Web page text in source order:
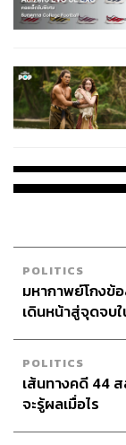
พิตต์
เป็นเวลานานแล้
เมื่อผมไปถึงที่นั่น
เป็นของขวัญจาก
เพราะมันคือ
กำหนดสเปกและ
ทั้งคันเร่ง และ พ
สวยงามมาก ถ้า
POLITICS
มหากาพย์โกงข้
เดินหน้าสู่จุดจบ
POLITICS
เส้นทางคดี 44
จะรู้ผลเมื่อไร